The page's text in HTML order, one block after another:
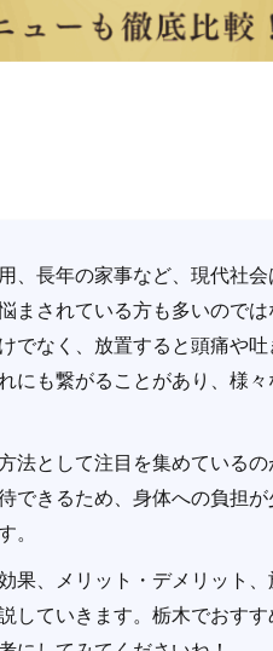
、長年の家事など、現代社会
まされている方も多いのでは
でなく、放置すると頭痛や
にも繋がることがあり、様
法として注目を集めている
できるため、身体への負担
。
果、メリット・デメリット、
していきます。栃木でおす